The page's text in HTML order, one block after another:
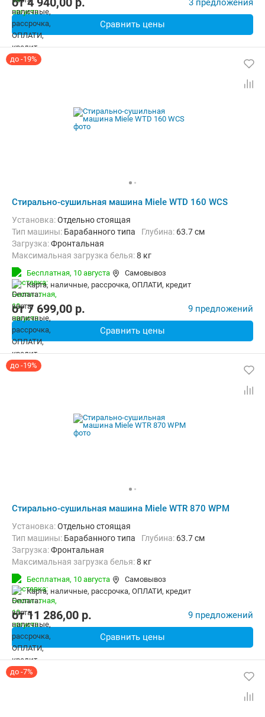
3 предложения
Сравнить цены
до -19%
Стирально-сушильная машина Miele WTD 160 WCS
Установка:Отдельно стоящая
Тип машины: Барабанного типа Глубина: 63.7 см
загрузка:Фронтальная
Максимальная загрузка белья:8 кг
Количество программ:
Сушка:Есть Материал бака:
Дополнительные функции:
Выбор скорости отжима, Звуковой
Безопасность:Защита от детей, Защита от протечек
Ширина:59.6 см
Бесплатная, 10 августа
Самовывоз
карта, наличные, рассрочка, ОПЛАТИ, кредит
от7 699,00 p. 9 предложений
Сравнить цены
до -19%
Стирально-сушильная машина Miele WTR 870 WPM
Установка:Отдельно стоящая
Тип машины: Барабанного типа Глубина: 63.7 см
загрузка:Фронтальная
Максимальная загрузка белья:8 кг
Количество программ:
Сушка:Есть Материал бака:
Дополнительные функции:
Выбор скорости отжима, Звуковой
Безопасность:Защита от детей, Защита от протечек
Ширина:59.6 см
Бесплатная, 10 августа
Самовывоз
карта, наличные, рассрочка, ОПЛАТИ, кредит
от11 286,00 p. 9 предложений
Сравнить цены
до -7%